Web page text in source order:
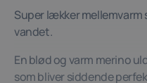
Super lækker mellemvarm
vandet.
En blød og varm merino
som bliver siddende